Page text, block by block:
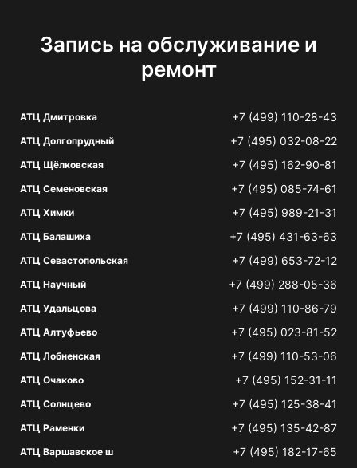
Запись на обслуживание и
ремонт
АТЦ Дмитровка +7 (499) 110-28-43
АТЦ Долгопрудный +7 (495) 032-08-22
АТЦ Щёлковская +7 (495) 162-90-81
АТЦ Семеновская +7 (495) 085-74-61
АТЦ Химки +7 (495) 989-21-31
АТЦ Балашиха +7 (495) 431-63-63
АТЦ Севастопольская +7 (499) 653-72-12
АТЦ Научный +7 (499) 288-05-36
АТЦ Удальцова +7 (499) 110-86-79
АТЦ Алтуфьево +7 (495) 023-81-52
АТЦ Лобненская +7 (499) 110-53-06
АТЦ Очаково +7 (495) 152-31-11
АТЦ Солнцево +7 (495) 125-38-41
АТЦ Раменки +7 (495) 135-42-87
АТЦ Варшавское ш +7 (495) 182-17-65